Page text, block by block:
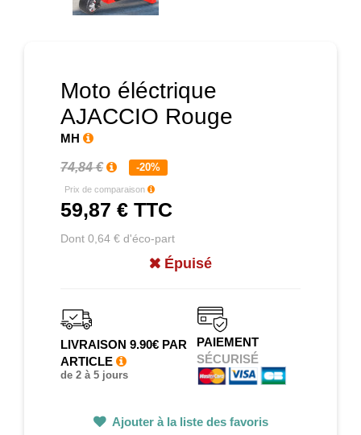
Moto éléctrique
AJACCIO Rouge
MH
74,84 € -20%
Prix de comparaison
59,87 € TTC
Dont 0,64 € d'éco-part
Épuisé
LIVRAISON 9.90€ PAR
ARTICLE
de 2 à 5 jours
PAIEMENT
SÉCURISÉ
Ajouter à la liste des favoris